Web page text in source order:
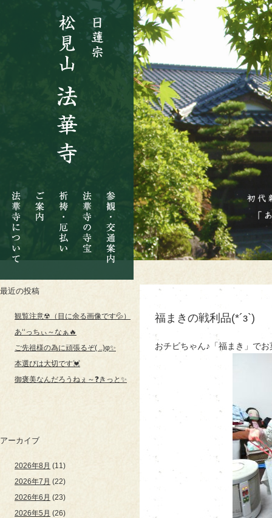
華
寺
に
つ
い
案
内
祷・
厄
払
い
華
寺
の
寺
宝
観・
交
通
案
内
最近の投稿
観覧注意☢（目に余る画像です💦）
あ‘‘っちぃ～なぁ🔥
ご先祖様の為に頑張るぞ( ..)φ✨
本選びは大切です💓
御褒美なんだろうねぇ～❓きっと✨
アーカイブ
2026年8月 (11)
2026年7月 (22)
2026年6月 (23)
2026年5月 (26)
福まきの戦利品(*´з`)
おチビちゃん♪「福まき」で